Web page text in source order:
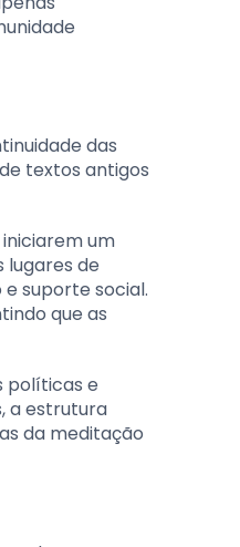
das
textos antigos
um
lugares de
suporte social.
que as
políticas e
a estrutura
da meditação